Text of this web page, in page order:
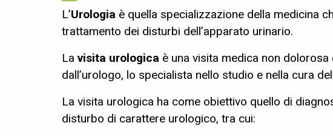
L’Urologia è quella specializzazione della medicina
trattamento dei disturbi dell’apparato urinario.
Lavisita urologica è una visita medica non
dall’urologo, lo specialista nello studio e nella cura
La visita urologica ha come obiettivo quello di
disturbo di carattere urologico, tra cui: